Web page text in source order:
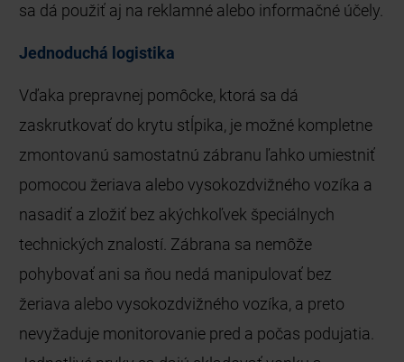
sa dá použiť aj na reklamné alebo informačné účely.
Jednoduchá logistika
Vďaka prepravnej pomôcke, ktorá sa dá
zaskrutkovať do krytu stĺpika, je možné kompletne
zmontovanú samostatnú zábranu ľahko umiestniť
pomocou žeriava alebo vysokozdvižného vozíka a
nasadiť a zložiť bez akýchkoľvek špeciálnych
technických znalostí. Zábrana sa nemôže
pohybovať ani sa ňou nedá manipulovať bez
žeriava alebo vysokozdvižného vozíka, a preto
nevyžaduje monitorovanie pred a počas podujatia.